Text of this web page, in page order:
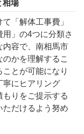
相場
「解体工事費」
用」の4つに分類さ
内容で、南相馬市
かを理解するこ
とが可能になり
寧にヒアリング
もりをご提示する
ただけるよう努め